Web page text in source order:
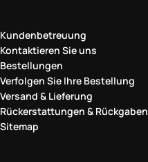
Kundenbetreuung
Kontaktieren Sie uns
Bestellungen
Verfolgen Sie Ihre Bestellung
Versand & Lieferung
Rückerstattungen & Rückgaben
Sitemap